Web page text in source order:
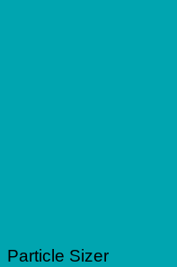
Particle Sizer